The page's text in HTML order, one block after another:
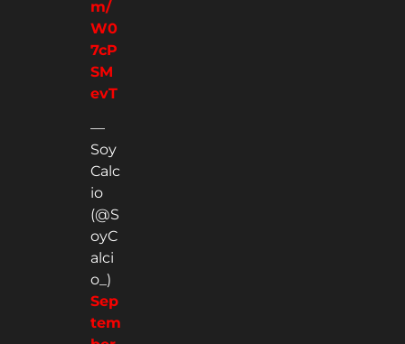
m/
W0
7cP
SM
evT
—
Soy
Calc
io
(@S
oyC
alci
o_)
Sep
tem